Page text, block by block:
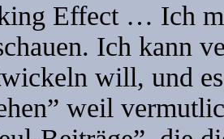
Effect … Ich
Ich kann
will, und
weil